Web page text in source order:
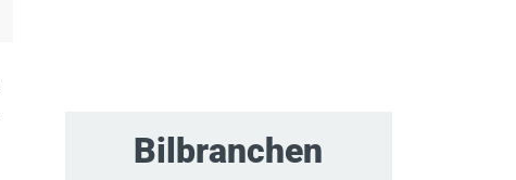
Bilbranchen